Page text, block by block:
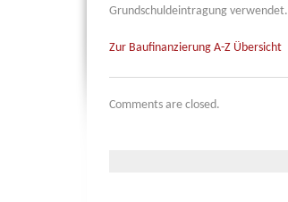
Grundschuldeintragung verwendet.
Zur Baufinanzierung A-Z Übersicht
Comments are closed.